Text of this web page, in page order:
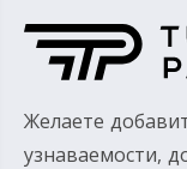
Желаете
узнаваемости,